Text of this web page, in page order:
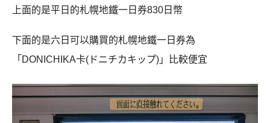
上面的是平日的札幌地鐵一日券830日幣
下面的是六日可以購買的札幌地鐵一日券為
「DONICHIKA卡(ドニチカキップ)」比較便宜